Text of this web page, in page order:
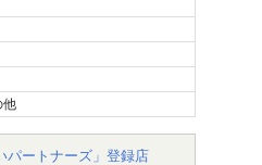
他
パートナーズ」登録店